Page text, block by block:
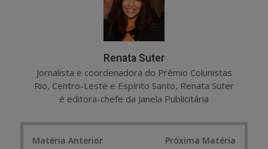
Renata Suter
Jornalista e coordenadora do Prêmio Colunistas
Rio, Centro-Leste e Espírito Santo, Renata Suter
é editora-chefe da Janela Publicitária
Matéria Anterior Próxima Matéria